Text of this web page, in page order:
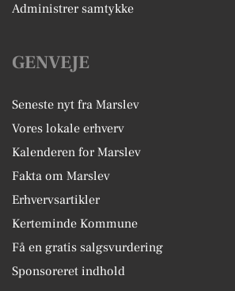
Administrer samtykke
GENVEJE
Seneste nyt fra Marslev
Vores lokale erhverv
Kalenderen for Marslev
Fakta om Marslev
Erhvervsartikler
Kerteminde Kommune
Få en gratis salgsvurdering
Sponsoreret indhold